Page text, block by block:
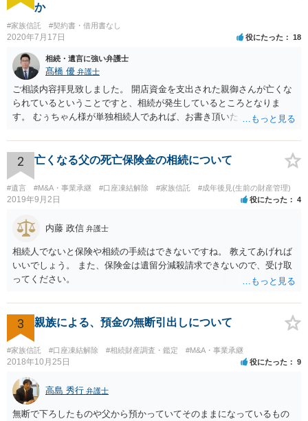
か
#家族信託 #契約書・借用書なし
2020年7月17日 役にたった 18
相続・遺言に強い弁護士
髙橋 優 弁護士
ご相談内容拝見致しました。 開店資金を支出された親御さんが亡くな
られているということですと、相続が発生しているところとなりま
す。 むぅちゃん様が単独相続人であれば、お書き頂いたような方法で
相続人おられるということであれば、他の相続人との協議が必要とな
るところです。 また、当該点とは別にご主人から貸付ではなく贈与で
あると主張される可能性がございます。 その場合には、貸付であるこ
とを伺わせる事情をどれだけ積み重ねることが出来るか、というとこ
ろとなります。 返済の事実や、返済を約束するメール等です。 金額の
おく方が宜しいかと思います。 緊急という訳ではないかと思います
が、事前準備が早い方が有効な手段が増える傾向にありますので、早
目に弁護士を入れられることを御検討頂くと良いかと思います。
2 亡くなる父の死亡保険金の相続について
#遺言 #M&A・事業承継 #口座凍結解除 #家族信託 #成年後見(生前の財産管理)
2019年9月2日 役にたった 4
内藤 政信 弁護士
相続人でないと保険や相続の手続はできないですね。 教えてあげれば
いいでしょう。 また、保険金は遺留分減殺請求できないので、受け取
ってください。
3 親族による、預金の無断引出しについて
#家族信託 #口座凍結解除 #相続財産調査・鑑定 #M&A・事業承継
2018年10月25日 役にたった 9
高島 秀行 弁護士
無断で下ろしたものや父から預かっていてそのままになっているもの